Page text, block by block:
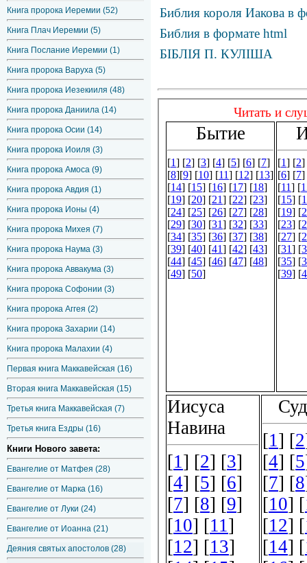
Книга пророка Иеремии (52)
Книга Плач Иеремии (5)
Книга Послание Иеремии (1)
Книга пророка Варуха (5)
Книга пророка Иезекииля (48)
Книга пророка Даниила (14)
Книга пророка Осии (14)
Книга пророка Иоиля (3)
Книга пророка Амоса (9)
Книга пророка Авдия (1)
Книга пророка Ионы (4)
Книга пророка Михея (7)
Книга пророка Наума (3)
Книга пророка Аввакума (3)
Книга пророка Софонии (3)
Книга пророка Аггея (2)
Книга пророка Захарии (14)
Книга пророка Малахии (4)
Первая книга Маккавейская (16)
Вторая книга Маккавейская (15)
Третья книга Маккавейская (7)
Третья книга Ездры (16)
Книги Нового завета:
Евангелие от Матфея (28)
Евангелие от Марка (16)
Евангелие от Луки (24)
Евангелие от Иоанна (21)
Деяния святых апостолов (28)
Библия короля Иакова в
Библия в формате html
БІБЛІЯ П. КУЛІША